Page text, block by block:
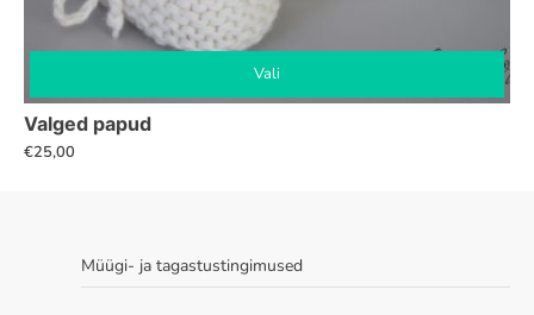
Vali
Sellel
tootel
Valikuid
Valged papud
€25,00
Müügi- ja tagastustingimused